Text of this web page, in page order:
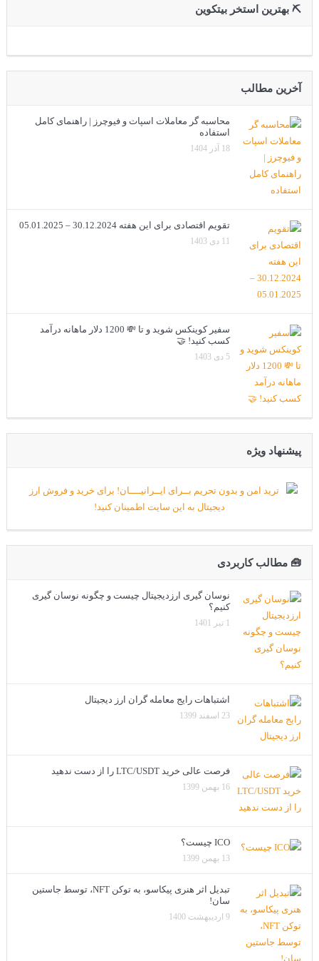
⛏ بهترین استخر بیتکوین
آخرین مطالب
محاسبه گر معاملات اسپات و فیوچرز | راهنمای کامل
استفاده
18 آذر 1404
تقویم اقتصادی برای این هفته 30.12.2024 – 05.01.2025
11 دی 1403
سفیر کوینکس شوید و تا 💸 1200 دلار ماهانه درآمد
کسب کنید! 🤝
5 دی 1403
پیشنهاد ویژه
🧰 مطالب کاربردی
نوسان گیری ارزدیجیتال چیست و چگونه نوسان گیری
کنیم؟
1 تیر 1401
اشتباهات رایج معامله گران ارز دیجیتال
23 اسفند 1399
فرصت عالی خرید LTC/USDT را از دست ندهید
16 بهمن 1399
ICO چیست؟
13 بهمن 1399
تبدیل اثر هنری پیکاسو، به توکن NFT، توسط جاستین
سان!
9 اردیبهشت 1400